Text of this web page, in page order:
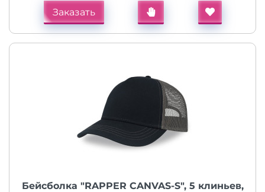
Заказать
Бейсболка "RAPPER CANVAS-S", 5 клиньев,